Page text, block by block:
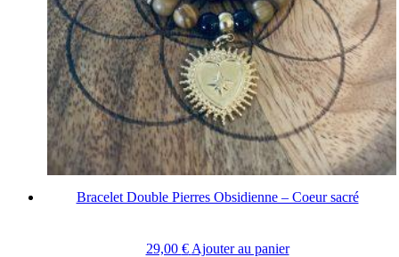
Bracelet Double Pierres Obsidienne – Coeur sacré
29,00 € Ajouter au panier